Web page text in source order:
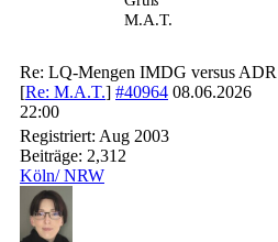
M.A.T.
Re: LQ-Mengen IMDG versus ADR
[Re: M.A.T.] #40964 08.06.2026
22:00
Registriert: Aug 2003
Beiträge: 2,312
Köln/ NRW